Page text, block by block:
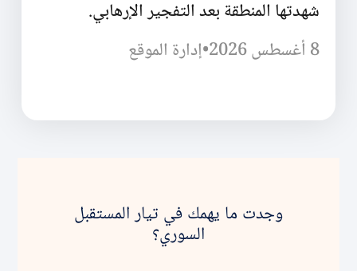
شهدتها المنطقة بعد التفجير الإرهابي.
8 أغسطس 2026
•إدارة الموقع
وجدت ما يهمك في تيار المستقبل
السوري؟